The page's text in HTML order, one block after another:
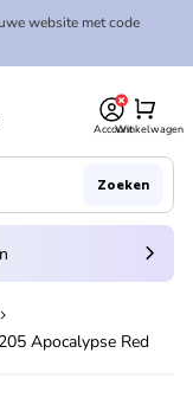
website met code
AccountWinkelwagen
shopping_cart
Zoeken
chevron_right
chevron_right
Apocalypse Red